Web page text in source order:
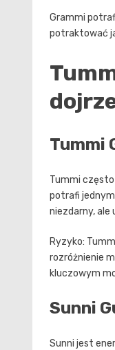
Grammi
potraktować
Tummi
Tummi często
potrafi
niezdarny, ale
Ryzyko:
rozróżnienie
kluczowym
Sunni
Sunni jest